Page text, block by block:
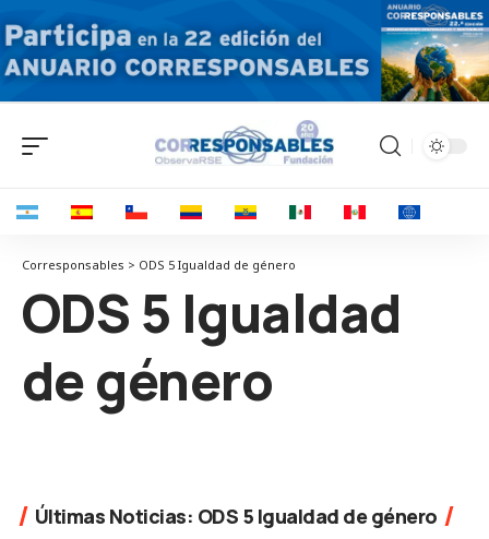
Corresponsables > ODS 5 Igualdad de género
ODS 5 Igualdad
de género
Últimas Noticias: ODS 5 Igualdad de género